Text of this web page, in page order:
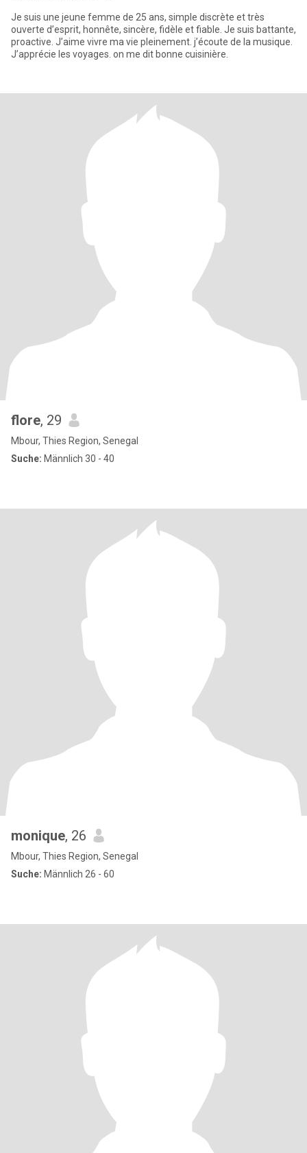
Je suis une jeune femme de 25 ans, simple discrète et très
ouverte d’esprit, honnête, sincère, fidèle et fiable. Je suis battante,
proactive. J’aime vivre ma vie pleinement. j’écoute de la musique.
J’apprécie les voyages. on me dit bonne cuisinière.
flore, 29
Mbour, Thies Region, Senegal
Suche: Männlich 30 - 40
monique, 26
Mbour, Thies Region, Senegal
Suche: Männlich 26 - 60